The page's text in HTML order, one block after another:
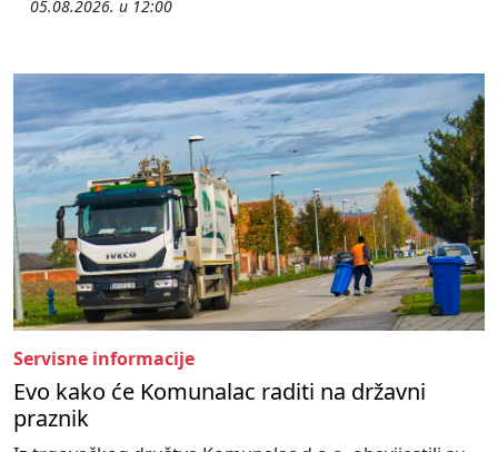
05.08.2026. u 12:00
Servisne informacije
Evo kako će Komunalac raditi na državni
praznik